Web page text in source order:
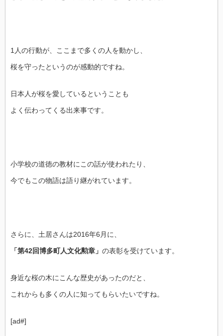
1人の行動が、ここまで多くの人を動かし、
桜を守ったというのが感動的ですね。
日本人が桜を愛しているということも
よく伝わってくる出来事です。
小学校の道徳の教材にこの話が使われたり、
今でもこの物語は語り継がれています。
さらに、土居さんは2016年6月に、
「第42回博多町人文化勲章」 の表彰を受けています。
身近な桜の木にこんな歴史があったのだと、
これからも多くの人に知ってもらいたいですね。
[ad#]